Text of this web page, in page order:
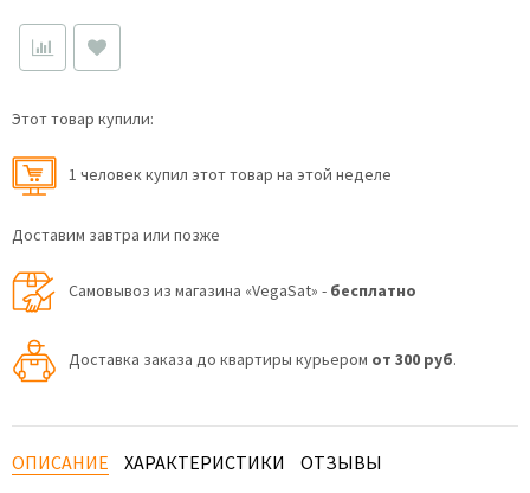
Этот товар купили:
1 человек купил этот товар на этой неделе
Доставим завтра или позже
Самовывоз из магазина «VegaSat» - бесплатно
Доставка заказа до квартиры курьером от 300 руб.
ОПИСАНИЕ ХАРАКТЕРИСТИКИ ОТЗЫВЫ